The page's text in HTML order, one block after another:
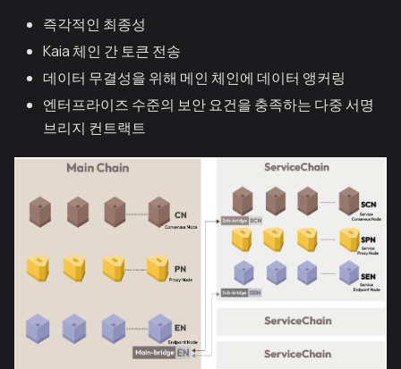
즉각적인 최종성
Kaia 체인 간 토큰 전송
데이터 무결성을 위해 메인 체인에 데이터 앵커링
엔터프라이즈 수준의 보안 요건을 충족하는 다중 서명
브리지 컨트랙트